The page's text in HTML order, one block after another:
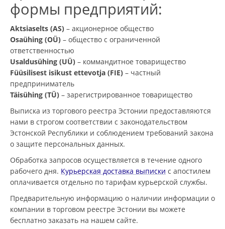
формы предприятий:
Aktsiaselts (AS) – акционерное общество
Osaühing (OÜ) – общество с ограниченной
ответственностью
Usaldusühing (UÜ) – коммандитное товарищество
Füüsilisest isikust ettevotja (FIE) – частный
предприниматель
Täisühing (TÜ) – зарегистрированное товарищество
Выписка из торгового реестра Эстонии предоставляются
нами в строгом соответствии с законодательством
Эстонской Республики и соблюдением требований закона
о защите персональных данных.
Обработка запросов осуществляется в течение одного
рабочего дня. Курьерская доставка выписки с апостилем
оплачивается отдельно по тарифам курьерской службы.
Предварительную информацию о наличии информации о
компании в торговом реестре Эстонии вы можете
бесплатно заказать на нашем сайте.